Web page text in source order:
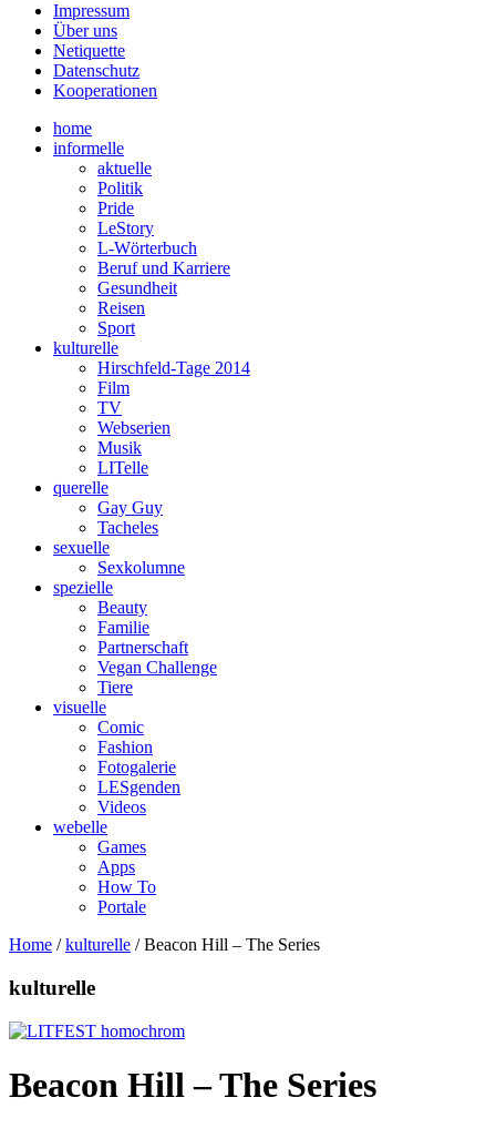
Impressum
Über uns
Netiquette
Datenschutz
Kooperationen
home
informelle
aktuelle
Politik
Pride
LeStory
L-Wörterbuch
Beruf und Karriere
Gesundheit
Reisen
Sport
kulturelle
Hirschfeld-Tage 2014
Film
TV
Webserien
Musik
LITelle
querelle
Gay Guy
Tacheles
sexuelle
Sexkolumne
spezielle
Beauty
Familie
Partnerschaft
Vegan Challenge
Tiere
visuelle
Comic
Fashion
Fotogalerie
LESgenden
Videos
webelle
Games
Apps
How To
Portale
Home /kulturelle /Beacon Hill – The Series
kulturelle
Beacon Hill – The Series